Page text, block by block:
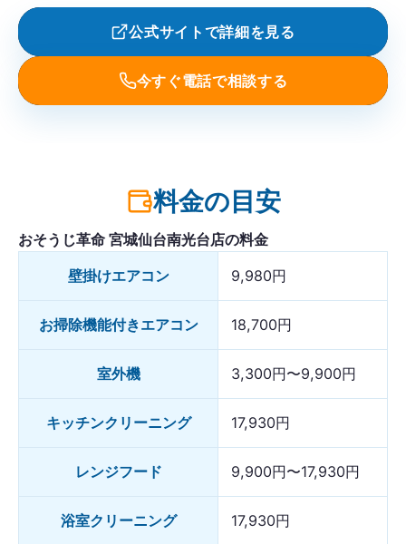
公式サイトで詳細を見る
今すぐ電話で相談する
料金の目安
おそうじ革命 宮城仙台南光台店の料金
壁掛けエアコン
9,980円
お掃除機能付きエアコン 18,700円
室外機 3,300円〜9,900円
キッチンクリーニング 17,930円
レンジフード 9,900円〜17,930円
浴室クリーニング 17,930円